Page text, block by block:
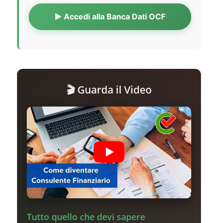
▶️ Accedi alla Banca Dati OCF
🎬 Guarda il Video
Tutto quello che devi sapere